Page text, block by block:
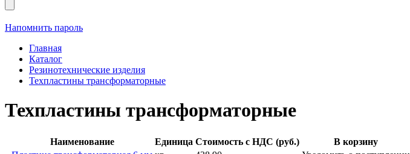
Напомнить пароль
Главная
Каталог
Резинотехнические изделия
Техпластины трансформаторные
Техпластины трансформаторные
Наименование Единица Стоимость с НДС (руб.)
В корзину